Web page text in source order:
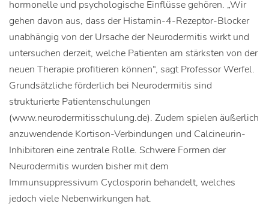
hormonelle und psychologische Einflüsse gehören. „Wir
gehen davon aus, dass der Histamin-4-Rezeptor-Blocker
unabhängig von der Ursache der Neurodermitis wirkt und
untersuchen derzeit, welche Patienten am stärksten von der
neuen Therapie profitieren können“, sagt Professor Werfel.
Grundsätzliche förderlich bei Neurodermitis sind
strukturierte Patientenschulungen
(www.neurodermitisschulung.de). Zudem spielen äußerlich
anzuwendende Kortison-Verbindungen und Calcineurin-
Inhibitoren eine zentrale Rolle. Schwere Formen der
Neurodermitis wurden bisher mit dem
Immunsuppressivum Cyclosporin behandelt, welches
jedoch viele Nebenwirkungen hat.